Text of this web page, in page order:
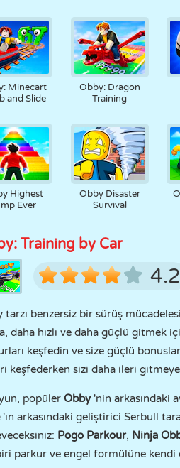
Minecart
and Slide
Obby: Dragon
Training
Highest
Ever
Obby Disaster
Survival
Training by Car
4.2
tarzı benzersiz bir sürüş
daha hızlı ve daha güçlü gitmek
keşfedin ve size güçlü
keşfederken sizi daha ileri
popüler Obby'nin arkasındaki
'ın arkasındaki geliştirici Serbull
Pogo Parkour, Ninja
parkur ve engel formülüne kendi